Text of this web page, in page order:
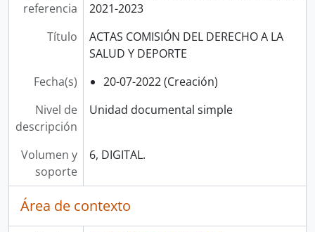
referencia
2021-2023
Título
ACTAS COMISIÓN DEL DERECHO A LA
SALUD Y DEPORTE
Fecha(s)
20-07-2022 (Creación)
Nivel de
descripción
Unidad documental simple
Volumen y
soporte
6, DIGITAL.
Área de contexto